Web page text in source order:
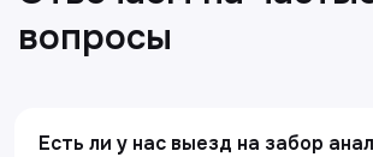
Есть ли у нас выезд на забор